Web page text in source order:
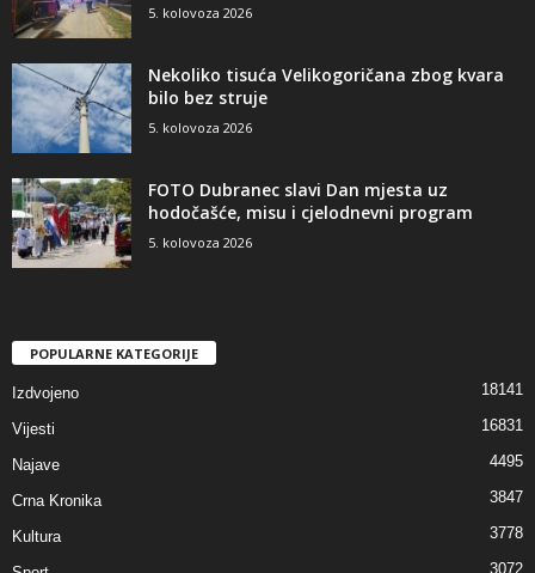
5. kolovoza 2026
Nekoliko tisuća Velikogoričana zbog kvara
bilo bez struje
5. kolovoza 2026
FOTO Dubranec slavi Dan mjesta uz
hodočašće, misu i cjelodnevni program
5. kolovoza 2026
POPULARNE KATEGORIJE
Izdvojeno 18141
Vijesti 16831
Najave 4495
Crna Kronika 3847
Kultura 3778
3072